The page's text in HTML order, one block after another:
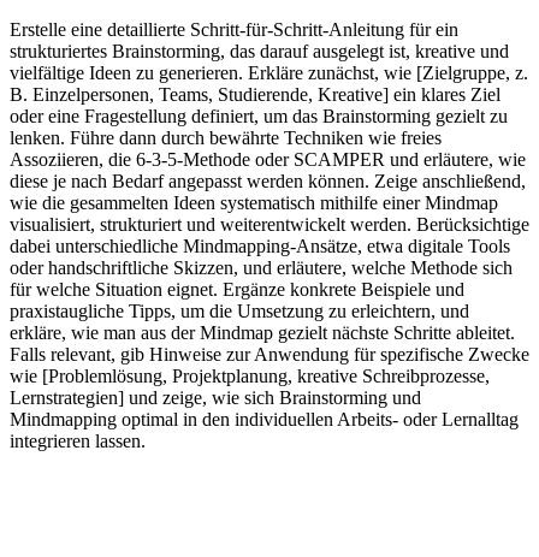
Erstelle eine detaillierte Schritt-für-Schritt-Anleitung für ein
strukturiertes Brainstorming, das darauf ausgelegt ist, kreative und
vielfältige Ideen zu generieren. Erkläre zunächst, wie [Zielgruppe, z.
B. Einzelpersonen, Teams, Studierende, Kreative] ein klares Ziel
oder eine Fragestellung definiert, um das Brainstorming gezielt zu
lenken. Führe dann durch bewährte Techniken wie freies
Assoziieren, die 6-3-5-Methode oder SCAMPER und erläutere, wie
diese je nach Bedarf angepasst werden können. Zeige anschließend,
wie die gesammelten Ideen systematisch mithilfe einer Mindmap
visualisiert, strukturiert und weiterentwickelt werden. Berücksichtige
dabei unterschiedliche Mindmapping-Ansätze, etwa digitale Tools
oder handschriftliche Skizzen, und erläutere, welche Methode sich
für welche Situation eignet. Ergänze konkrete Beispiele und
praxistaugliche Tipps, um die Umsetzung zu erleichtern, und
erkläre, wie man aus der Mindmap gezielt nächste Schritte ableitet.
Falls relevant, gib Hinweise zur Anwendung für spezifische Zwecke
wie [Problemlösung, Projektplanung, kreative Schreibprozesse,
Lernstrategien] und zeige, wie sich Brainstorming und
Mindmapping optimal in den individuellen Arbeits- oder Lernalltag
integrieren lassen.